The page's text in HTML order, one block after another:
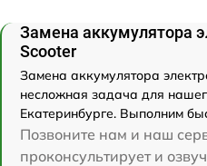
Замена аккумулятора
Scooter
Замена аккумулятора
несложная задача для
Екатеринбурге. Выполним
Позвоните нам и наш
проконсультирует и